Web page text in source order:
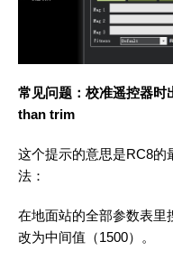
常见问题：校准遥控器
than trim
这个提示的意思是RC8的
法：
在地面站的全部参数表里
改为中间值（1500）。